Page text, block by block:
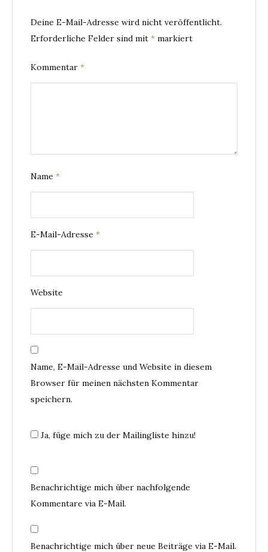
Deine E-Mail-Adresse wird nicht veröffentlicht.
Erforderliche Felder sind mit * markiert
Kommentar *
Name *
E-Mail-Adresse *
Website
Name, E-Mail-Adresse und Website in diesem
Browser für meinen nächsten Kommentar
speichern.
Ja, füge mich zu der Mailingliste hinzu!
Benachrichtige mich über nachfolgende
Kommentare via E-Mail.
Benachrichtige mich über neue Beiträge via E-Mail.